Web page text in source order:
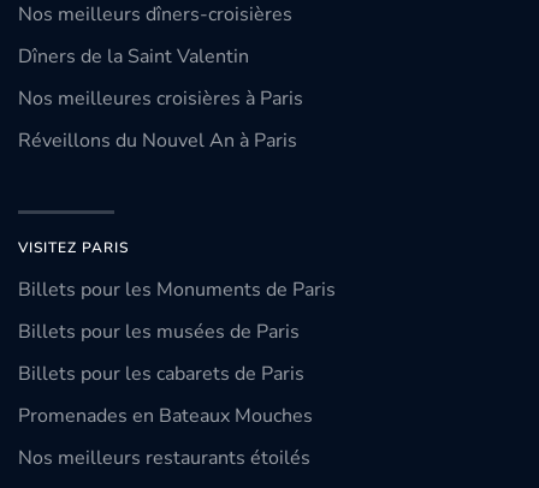
Nos meilleurs dîners-croisières
Dîners de la Saint Valentin
Nos meilleures croisières à Paris
Réveillons du Nouvel An à Paris
VISITEZ PARIS
Billets pour les Monuments de Paris
Billets pour les musées de Paris
Billets pour les cabarets de Paris
Promenades en Bateaux Mouches
Nos meilleurs restaurants étoilés